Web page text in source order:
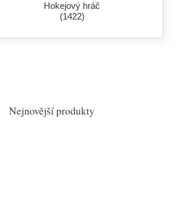
Hokejový hráč
(1422)
Nejnovější produkty